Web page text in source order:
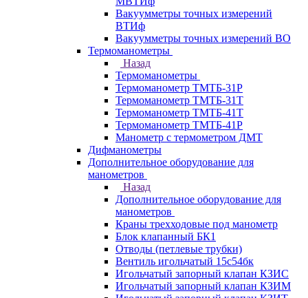
Вакуумметры точных измерений
ВТИф
Вакуумметры точных измерений ВО
Термоманометры
Назад
Термоманометры
Термоманометр ТМТБ-31Р
Термоманометр ТМТБ-31Т
Термоманометр ТМТБ-41Т
Термоманометр ТМТБ-41Р
Манометр с термометром ДМТ
Дифманометры
Дополнительное оборудование для
манометров
Назад
Дополнительное оборудование для
манометров
Краны трехходовые под манометр
Блок клапанный БК1
Отводы (петлевые трубки)
Вентиль игольчатый 15с54бк
Игольчатый запорный клапан КЗИС
Игольчатый запорный клапан КЗИМ